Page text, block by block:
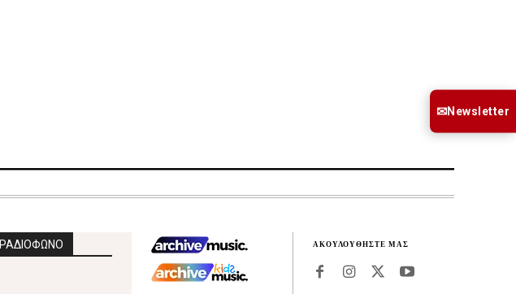
ΡΑΔΙΟΦΩΝΟ ΑΚΟΥΛΟΥΘΗΣΤΕ ΜΑΣ
✉Newsletter